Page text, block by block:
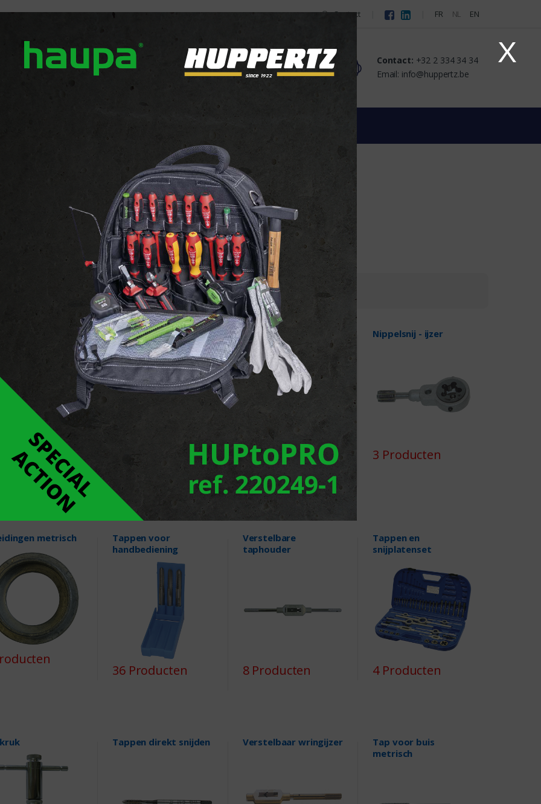
X
Contact FR NL EN
ons Onze merken Nieuws Downloads Contact
Contact: +32 2 334 34 34
Email: info@huppertz.be
Draadsnijkussens en tappen
en tappen
12 producten weergegeven
compleet,
draad
Buizensnijder
Snijplaat, metrische
draad
7 Producten
Nippelsnij - ijzer
3 Producten
metrisch
Tappen voor
handbediening
36 Producten
Verstelbare
taphouder
8 Producten
Tappen en
snijplatenset
4 Producten
Tappen direkt snijden Verstelbaar wringijzer
Tap voor buis
metrisch